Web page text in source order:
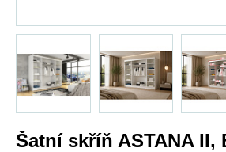
Šatní skříň ASTANA II,